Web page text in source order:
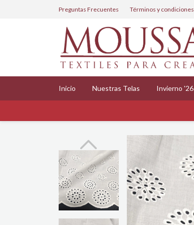
Preguntas Frecuentes Términos y condiciones
Inicio Nuestras Telas Invierno '26